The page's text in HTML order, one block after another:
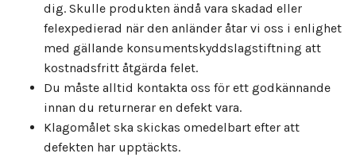
dig. Skulle produkten ändå vara skadad eller
felexpedierad när den anländer åtar vi oss i enlighet
med gällande konsumentskyddslagstiftning att
kostnadsfritt åtgärda felet.
Du måste alltid kontakta oss för ett godkännande
innan du returnerar en defekt vara.
Klagomålet ska skickas omedelbart efter att
defekten har upptäckts.